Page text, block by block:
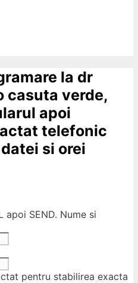
la dr
casuta verde,
apoi
telefonic
si orei
apoi SEND. Nume si
pentru stabilirea exacta